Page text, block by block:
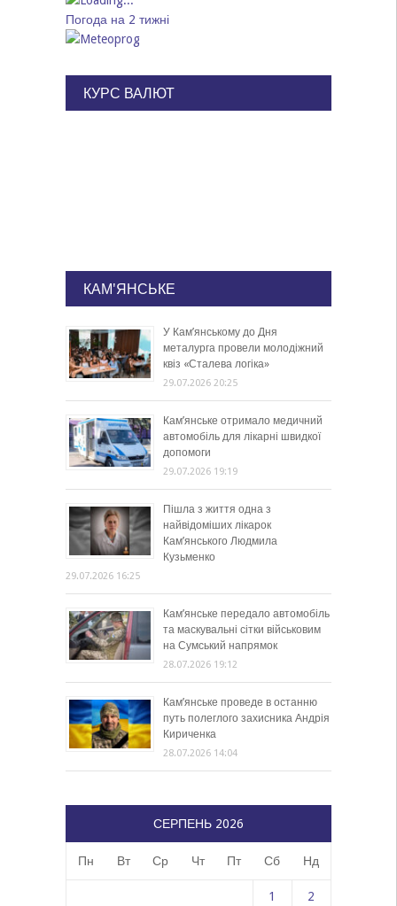
Погода на 2 тижні
КУРС ВАЛЮТ
КАМ'ЯНСЬКЕ
У Кам’янському до Дня
металурга провели молодіжний
квіз «Сталева логіка»
29.07.2026 20:25
Кам’янське отримало медичний
автомобіль для лікарні швидкої
допомоги
29.07.2026 19:19
Пішла з життя одна з
найвідоміших лікарок
Кам’янського Людмила
Кузьменко
29.07.2026 16:25
Кам’янське передало автомобіль
та маскувальні сітки військовим
на Сумський напрямок
28.07.2026 19:12
Кам’янське проведе в останню
путь полеглого захисника Андрія
Кириченка
28.07.2026 14:04
СЕРПЕНЬ 2026
Пн Вт Ср Чт Пт Сб Нд
1 2